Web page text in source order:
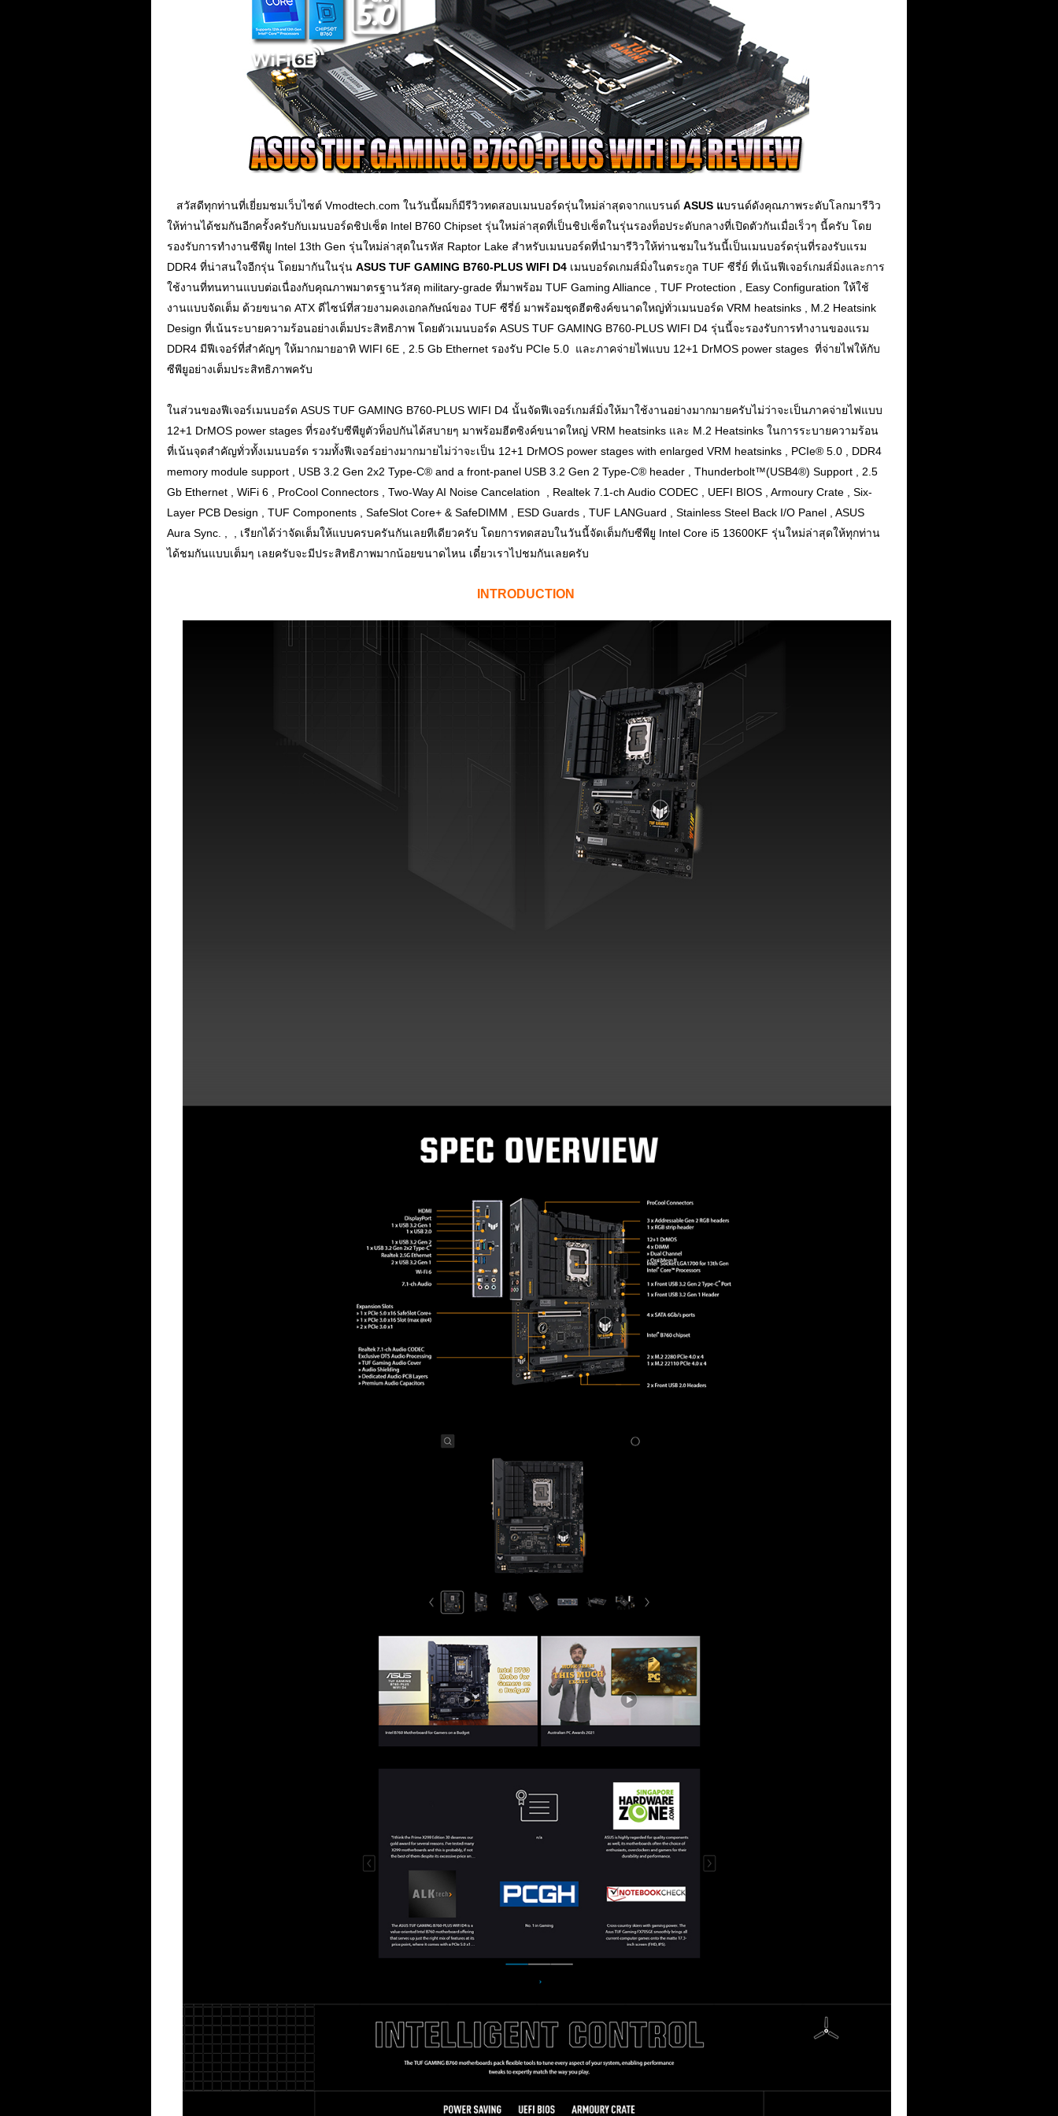
สวัสดีทุกท่านที่เยี่ยมชมเว็บไซต์ Vmodtech.com ในวันนี้ผมก็มีรีวิวทดสอบเมนบอร์ดรุ่นใหม่ล่าสุดจากแบรนด์ ASUS แบรนด์ดังคุณภาพระดับโลกมารีวิว
ให้ท่านได้ชมกันอีกครั้งครับกับเมนบอร์ดชิปเซ็ต Intel B760 Chipset รุ่นใหม่ล่าสุดที่เป็นชิปเซ็ตในรุ่นรองท็อประดับกลางที่เปิดตัวกันเมื่อเร็วๆ นี้ครับ โดย
รองรับการทำงานซีพียู Intel 13th Gen รุ่นใหม่ล่าสุดในรหัส Raptor Lake สำหรับเมนบอร์ดที่นำมารีวิวให้ท่านชมในวันนี้เป็นเมนบอร์ดรุ่นที่รองรับแรม
DDR4 ที่น่าสนใจอีกรุ่น โดยมากันในรุ่น ASUS TUF GAMING B760-PLUS WIFI D4 เมนบอร์ดเกมส์มิ่งในตระกูล TUF ซีรี่ย์ ที่เน้นฟีเจอร์เกมส์มิ่งและการ
ใช้งานที่ทนทานแบบต่อเนื่องกับคุณภาพมาตรฐานวัสดุ military-grade ที่มาพร้อม TUF Gaming Alliance , TUF Protection , Easy Configuration ให้ใช้
งานแบบจัดเต็ม ด้วยขนาด ATX ดีไซน์ที่สวยงามคงเอกลกัษณ์ของ TUF ซีรี่ย์ มาพร้อมชุดฮีตซิงค์ขนาดใหญ่ทั่วเมนบอร์ด VRM heatsinks , M.2 Heatsink
Design ที่เน้นระบายความร้อนอย่างเต็มประสิทธิภาพ โดยตัวเมนบอร์ด ASUS TUF GAMING B760-PLUS WIFI D4 รุ่นนี้จะรองรับการทำงานของแรม
DDR4 มีฟีเจอร์ที่สำคัญๆ ให้มากมายอาทิ WIFI 6E , 2.5 Gb Ethernet รองรับ PCIe 5.0 และภาคจ่ายไฟแบบ 12+1 DrMOS power stages ที่จ่ายไฟให้กับ
ซีพียูอย่างเต็มประสิทธิภาพครับ
ในส่วนของฟีเจอร์เมนบอร์ด ASUS TUF GAMING B760-PLUS WIFI D4 นั้นจัดฟีเจอร์เกมส์มิ่งให้มาใช้งานอย่างมากมายครับไม่ว่าจะเป็นภาคจ่ายไฟแบบ
12+1 DrMOS power stages ที่รองรับซีพียูตัวท็อปกันได้สบายๆ มาพร้อมฮีตซิงค์ขนาดใหญ่ VRM heatsinks และ M.2 Heatsinks ในการระบายความร้อน
ที่เน้นจุดสำคัญทั่วทั้งเมนบอร์ด รวมทั้งฟีเจอร์อย่างมากมายไม่ว่าจะเป็น 12+1 DrMOS power stages with enlarged VRM heatsinks , PCIe® 5.0 , DDR4
memory module support , USB 3.2 Gen 2x2 Type-C® and a front-panel USB 3.2 Gen 2 Type-C® header , Thunderbolt™(USB4®) Support , 2.5
Gb Ethernet , WiFi 6 , ProCool Connectors , Two-Way AI Noise Cancelation , Realtek 7.1-ch Audio CODEC , UEFI BIOS , Armoury Crate , Six-
Layer PCB Design , TUF Components , SafeSlot Core+ & SafeDIMM , ESD Guards , TUF LANGuard , Stainless Steel Back I/O Panel , ASUS
Aura Sync. , , เรียกได้ว่าจัดเต็มให้แบบครบครันกันเลยทีเดียวครับ โดยการทดสอบในวันนี้จัดเต็มกับซีพียู Intel Core i5 13600KF รุ่นใหม่ล่าสุดให้ทุกท่าน
ได้ชมกันแบบเต็มๆ เลยครับจะมีประสิทธิภาพมากน้อยขนาดไหน เดี๋ยวเราไปชมกันเลยครับ
INTRODUCTION